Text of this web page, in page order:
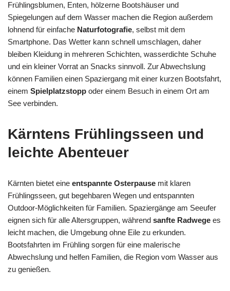
Frühlingsblumen, Enten, hölzerne Bootshäuser und
Spiegelungen auf dem Wasser machen die Region außerdem
lohnend für einfache Naturfotografie, selbst mit dem
Smartphone. Das Wetter kann schnell umschlagen, daher
bleiben Kleidung in mehreren Schichten, wasserdichte Schuhe
und ein kleiner Vorrat an Snacks sinnvoll. Zur Abwechslung
können Familien einen Spaziergang mit einer kurzen Bootsfahrt,
einem Spielplatzstopp oder einem Besuch in einem Ort am
See verbinden.
Kärntens Frühlingsseen und
leichte Abenteuer
Kärnten bietet eine entspannte Osterpause mit klaren
Frühlingsseen, gut begehbaren Wegen und entspannten
Outdoor-Möglichkeiten für Familien. Spaziergänge am Seeufer
eignen sich für alle Altersgruppen, während sanfte Radwege es
leicht machen, die Umgebung ohne Eile zu erkunden.
Bootsfahrten im Frühling sorgen für eine malerische
Abwechslung und helfen Familien, die Region vom Wasser aus
zu genießen.